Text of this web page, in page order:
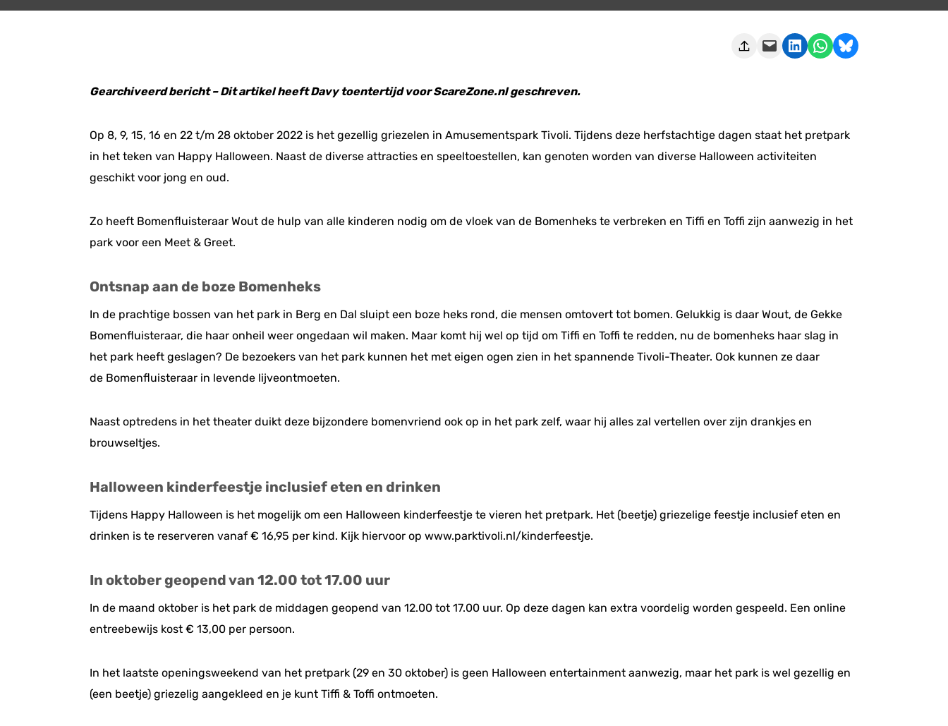
Deze pagina e-mailen Delen op LinkedIn Delen via WhatsApp Share on Bluesky
Gearchiveerd bericht – Dit artikel heeft Davy toentertijd voor ScareZone.nl geschreven.
Op 8, 9, 15, 16 en 22 t/m 28 oktober 2022 is het gezellig griezelen in Amusementspark Tivoli. Tijdens deze herfstachtige dagen staat het pretpark
in het teken van Happy Halloween. Naast de diverse attracties en speeltoestellen, kan genoten worden van diverse Halloween activiteiten
geschikt voor jong en oud.
Zo heeft Bomenfluisteraar Wout de hulp van alle kinderen nodig om de vloek van de Bomenheks te verbreken en Tiffi en Toffi zijn aanwezig in het
park voor een Meet & Greet.
Ontsnap aan de boze Bomenheks​
In de prachtige bossen van het park in Berg en Dal sluipt een boze heks rond, die mensen omtovert tot bomen. Gelukkig is daar Wout, de Gekke
Bomenfluisteraar, die haar onheil weer ongedaan wil maken. Maar komt hij wel op tijd om Tiffi en Toffi te redden, nu de bomenheks haar slag in
het park heeft geslagen? De bezoekers van het park kunnen het met eigen ogen zien in het spannende Tivoli-Theater. Ook kunnen ze daar
de Bomenfluisteraar in levende lijveontmoeten.
Naast optredens in het theater duikt deze bijzondere bomenvriend ook op in het park zelf, waar hij alles zal vertellen over zijn drankjes en
brouwseltjes.
Halloween kinderfeestje inclusief eten en drinken
Tijdens Happy Halloween is het mogelijk om een Halloween kinderfeestje te vieren het pretpark. Het (beetje) griezelige feestje inclusief eten en
drinken is te reserveren vanaf € 16,95 per kind. Kijk hiervoor op www.parktivoli.nl/kinderfeestje.
In oktober geopend van 12.00 tot 17.00 uur
In de maand oktober is het park de middagen geopend van 12.00 tot 17.00 uur. Op deze dagen kan extra voordelig worden gespeeld. Een online
entreebewijs kost € 13,00 per persoon.
In het laatste openingsweekend van het pretpark (29 en 30 oktober) is geen Halloween entertainment aanwezig, maar het park is wel gezellig en
(een beetje) griezelig aangekleed en je kunt Tiffi & Toffi ontmoeten.